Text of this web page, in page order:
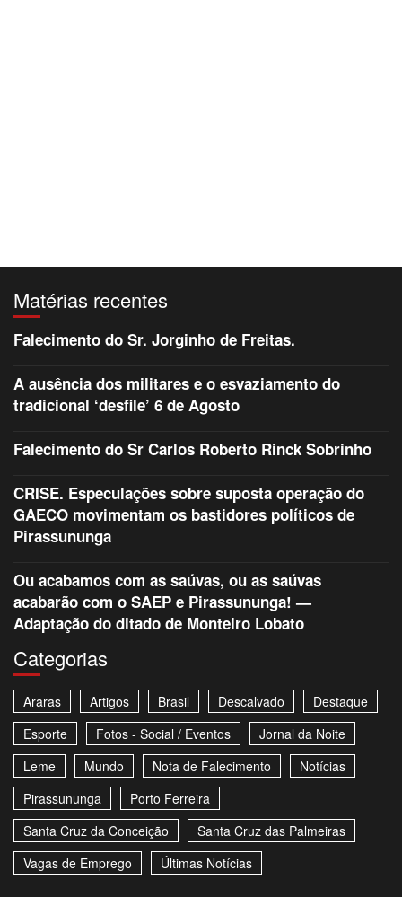
Matérias recentes
Falecimento do Sr. Jorginho de Freitas.
A ausência dos militares e o esvaziamento do
tradicional ‘desfile’ 6 de Agosto
Falecimento do Sr Carlos Roberto Rinck Sobrinho
CRISE. Especulações sobre suposta operação do
GAECO movimentam os bastidores políticos de
Pirassununga
Ou acabamos com as saúvas, ou as saúvas
acabarão com o SAEP e Pirassununga! —
Adaptação do ditado de Monteiro Lobato
Categorias
Araras Artigos Brasil Descalvado
Destaque
Esporte
Fotos - Social / Eventos
Jornal da Noite
Leme
Mundo Nota de Falecimento
Notícias
Pirassununga
Porto Ferreira
Santa Cruz da Conceição
Santa Cruz das Palmeiras
Vagas de Emprego
Últimas Notícias